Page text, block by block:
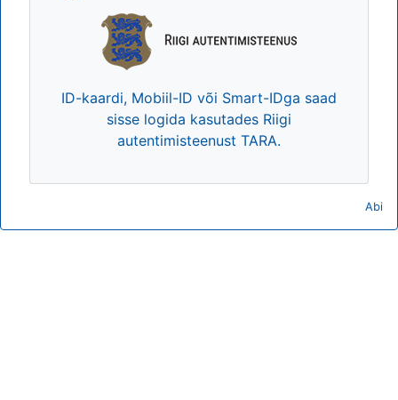
ID-kaardi, Mobiil-ID või Smart-IDga saad
sisse logida kasutades Riigi
autentimisteenust TARA.
Abi